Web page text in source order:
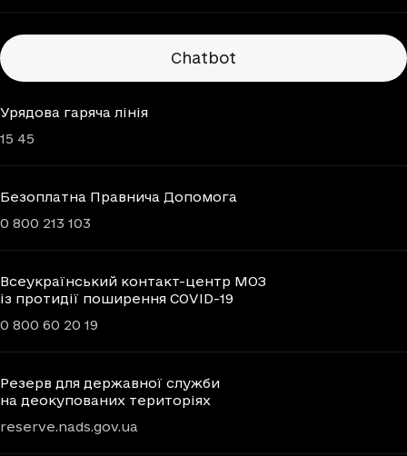
Chatbots
Chatbot
Урядова гаряча лінія
15 45
Безоплатна Правнича Допомога
0 800 213 103
Всеукраїнський контакт-центр МОЗ
із протидії поширення COVID-19
0 800 60 20 19
Резерв для державної служби
на деокупованих територіях
reserve.nads.gov.ua